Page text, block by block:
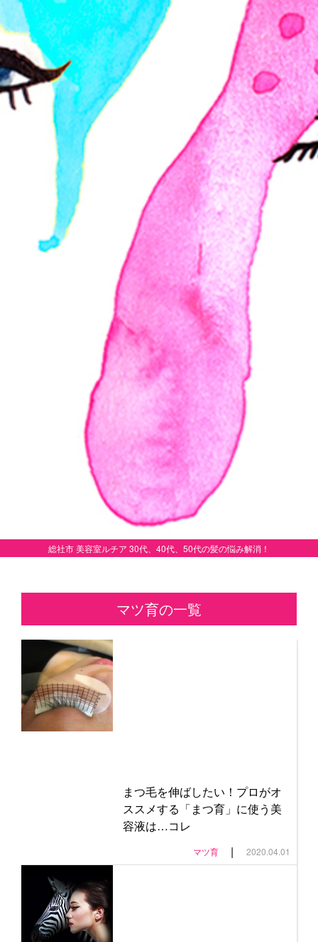
総社市 美容室ルチア 30代、40代、50代の髪の悩み解消！
マツ育の一覧
まつ毛を伸ばしたい！プロがオ
ススメする「まつ育」に使う美
容液は…コレ
マツ育 | 2020.04.01